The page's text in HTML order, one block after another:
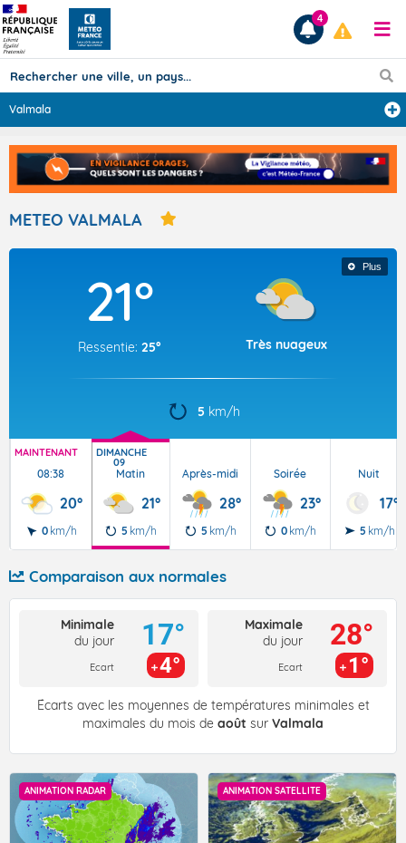
Prévisions
TOUS LES RÉSULTATS
Articles
4
Valmala
METEO VALMALA
Plus
21°
Ressentie: 25° Très nuageux
5 km/h
MAINTENANT
08:38
20°
0 km/h
DIMANCHE
09
Matin
21°
5 km/h
Après-midi
28°
5 km/h
Soirée
23°
0 km/h
Nuit
17°
5 km/h
Comparaison aux normales
Minimale
du jour
Ecart
17°
4°
Maximale
du jour
Ecart
28°
1°
Écarts avec les moyennes de températures minimales et
maximales du mois de août sur Valmala
ANIMATION RADAR ANIMATION SATELLITE